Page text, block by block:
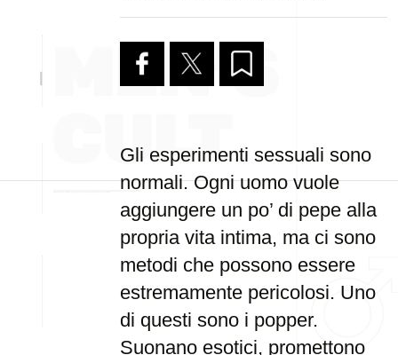
Gli esperimenti sessuali sono
normali. Ogni uomo vuole
aggiungere un po’ di pepe alla
propria vita intima, ma ci sono
metodi che possono essere
estremamente pericolosi. Uno
di questi sono i popper.
Suonano esotici, promettono